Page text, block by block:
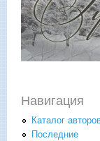
Навигация
Каталог
Последние